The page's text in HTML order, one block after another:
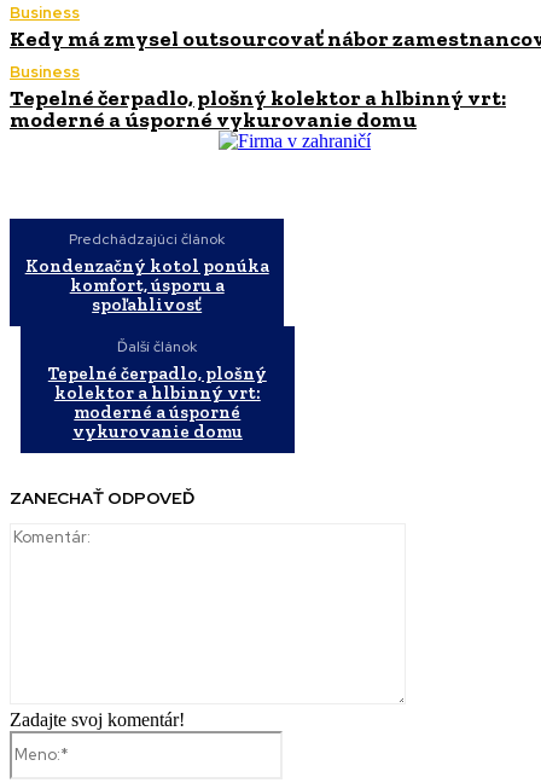
Business
Kedy má zmysel outsourcovať nábor
Business
Tepelné čerpadlo, plošný kolektor a hlbinný vrt:
moderné a úsporné vykurovanie domu
Predchádzajúci článok
Kondenzačný kotol ponúka
komfort, úsporu a
spoľahlivosť
Ďalší článok
Tepelné čerpadlo, plošný
kolektor a hlbinný vrt:
moderné a úsporné
vykurovanie domu
ZANECHAŤ ODPOVEĎ
Zadajte svoj komentár!